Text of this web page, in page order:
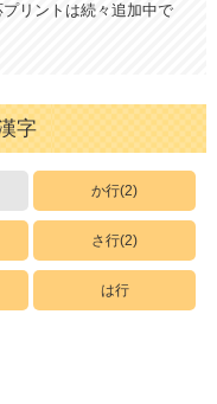
リントは続々追加中で
字
か行(2)
さ行(2)
は行